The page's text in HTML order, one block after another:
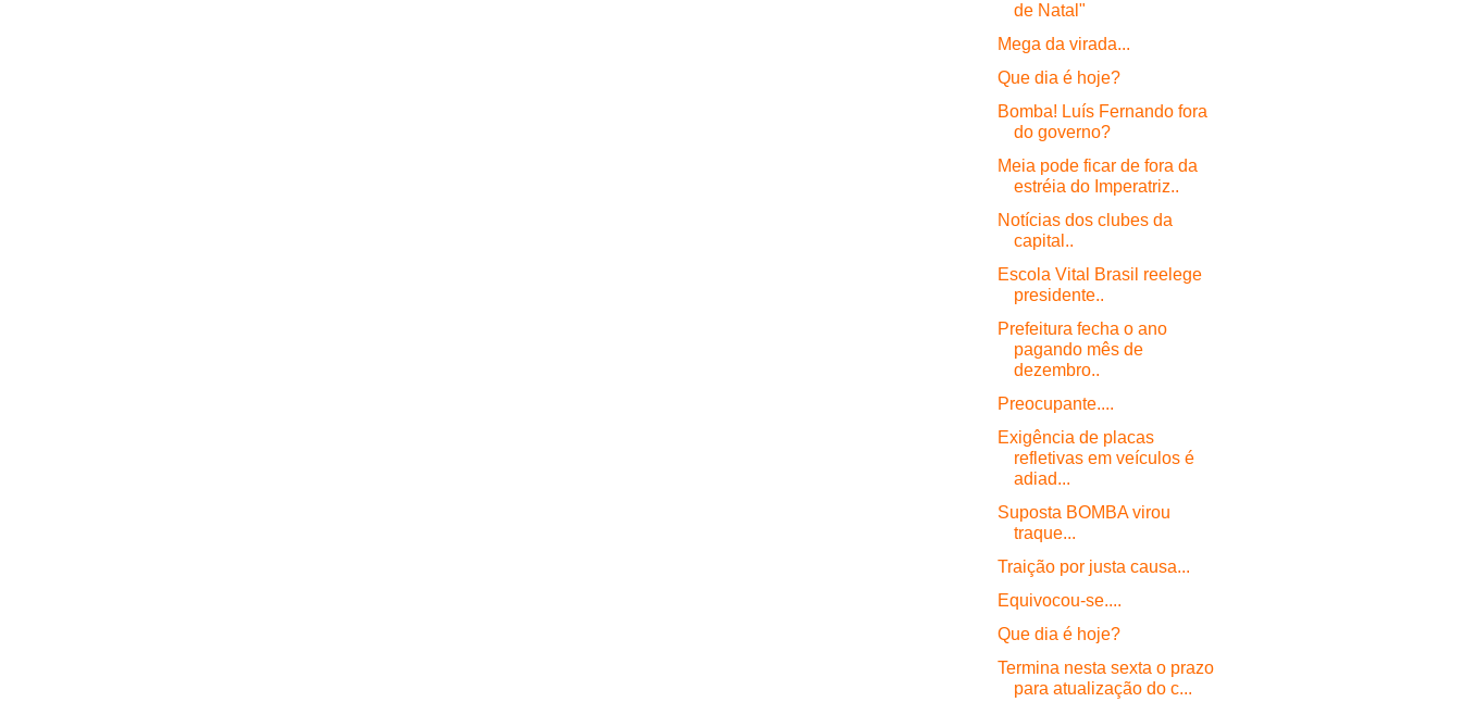
de Natal"
Mega da virada...
Que dia é hoje?
Bomba! Luís Fernando fora
do governo?
Meia pode ficar de fora da
estréia do Imperatriz..
Notícias dos clubes da
capital..
Escola Vital Brasil reelege
presidente..
Prefeitura fecha o ano
pagando mês de
dezembro..
Preocupante....
Exigência de placas
refletivas em veículos é
adiad...
Suposta BOMBA virou
traque...
Traição por justa causa...
Equivocou-se....
Que dia é hoje?
Termina nesta sexta o prazo
para atualização do c...